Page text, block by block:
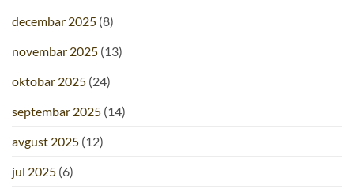
decembar 2025 (8)
novembar 2025 (13)
oktobar 2025 (24)
septembar 2025 (14)
avgust 2025 (12)
jul 2025 (6)